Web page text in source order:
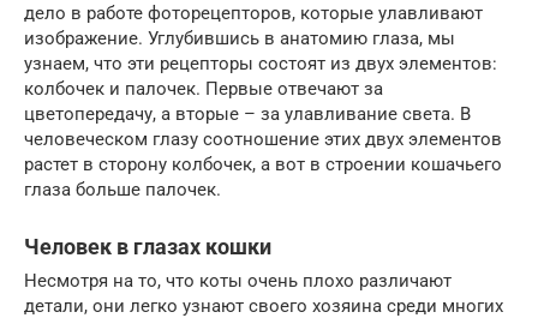
дело в работе фоторецепторов, которые улавливают
изображение. Углубившись в анатомию глаза, мы
узнаем, что эти рецепторы состоят из двух элементов:
колбочек и палочек. Первые отвечают за
цветопередачу, а вторые – за улавливание света. В
человеческом глазу соотношение этих двух элементов
растет в сторону колбочек, а вот в строении кошачьего
глаза больше палочек.
Человек в глазах кошки
Несмотря на то, что коты очень плохо различают
детали, они легко узнают своего хозяина среди многих